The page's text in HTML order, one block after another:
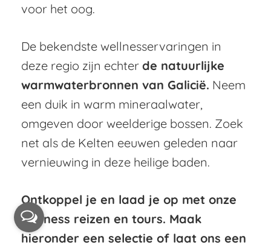
voor het oog.
De bekendste wellnesservaringen in
deze regio zijn echter de natuurlijke
warmwaterbronnen van Galicië. Neem
een duik in warm mineraalwater,
omgeven door weelderige bossen. Zoek
net als de Kelten eeuwen geleden naar
vernieuwing in deze heilige baden.
Ontkoppel je en laad je op met onze
wellness reizen en tours. Maak
hieronder een selectie of laat ons een